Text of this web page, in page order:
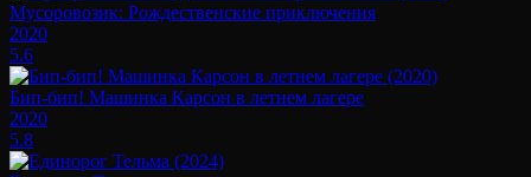
Мусоровозик: Рождественские приключения
2020
5.6
Бип-бип! Машинка Карсон в летнем лагере
2020
5.8